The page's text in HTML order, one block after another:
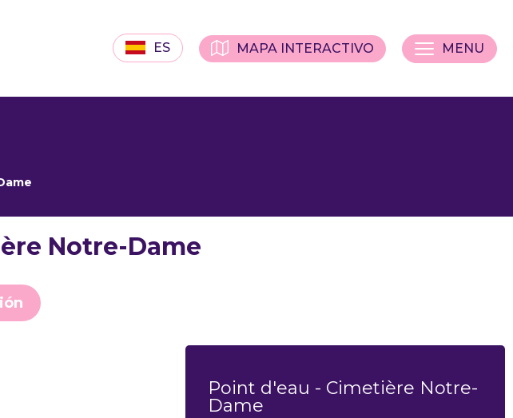
ES MAPA INTERACTIVO MENU
Notre-Dame
Point d'eau - Cimetière Notre-
Dame